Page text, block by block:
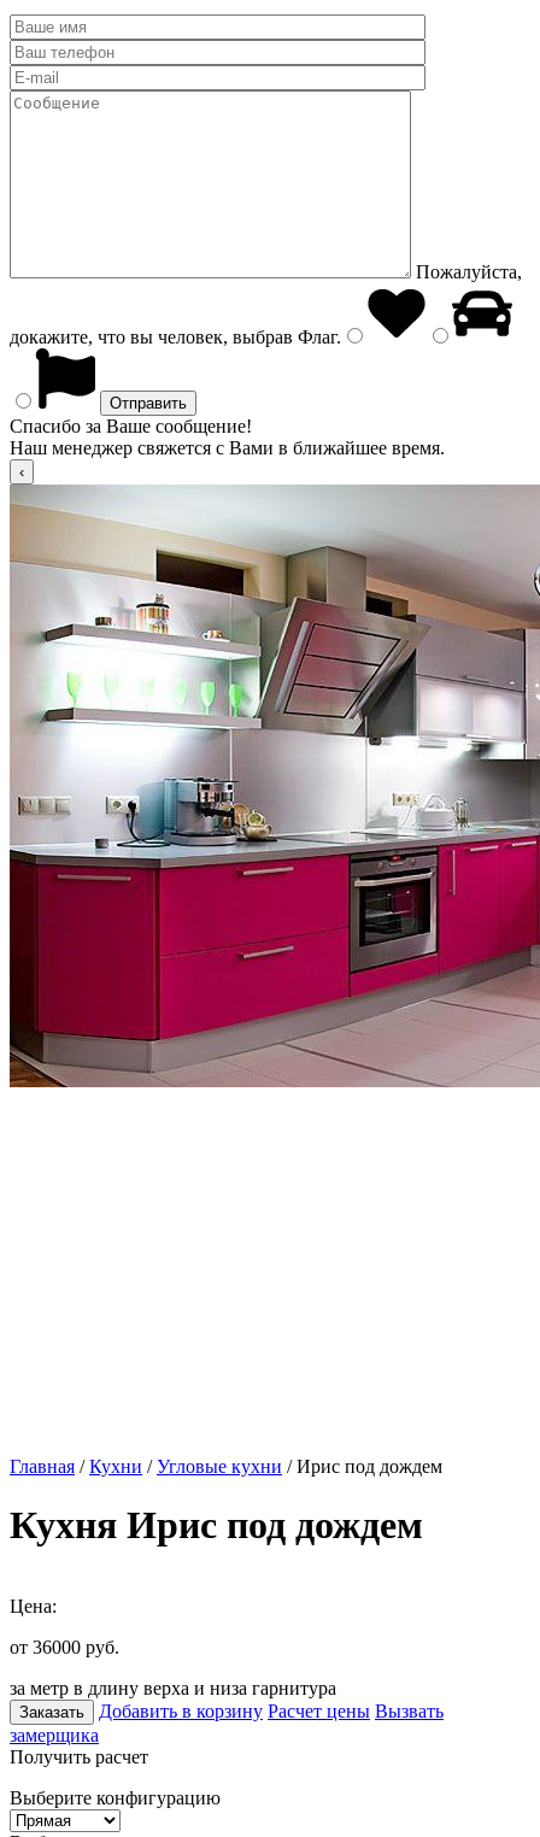
Пожалуйста,
докажите, что вы человек, выбрав Флаг.
Спасибо за Ваше сообщение!
Наш менеджер свяжется с Вами в ближайшее время.
Главная /Кухни /Угловые кухни / Ирис под дождем
Кухня Ирис под дождем
Цена:
от 36000 руб.
за метр в длину верха и низа гарнитура
Заказать Добавить в корзину Расчет цены Вызвать
замерщика
Получить расчет
Выберите конфигурацию